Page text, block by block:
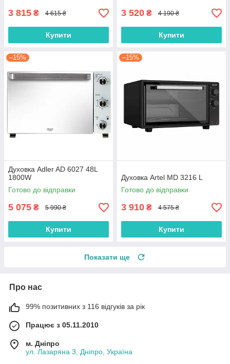
3 815 ₴ 4 615 ₴
Купити
3 520 ₴ 4 190 ₴
Купити
–15%
Духовка Adler AD 6027 48L
1800W
Готово до відправки
5 075 ₴ 5 990 ₴
Купити
–15%
Духовка Artel MD 3216 L
Готово до відправки
3 910 ₴ 4 575 ₴
Купити
Показати ще
Про нас
99% позитивних з 116 відгуків за рік
Працює з 05.11.2010
м. Дніпро
ул. Лазаряна 3, Дніпро, Україна